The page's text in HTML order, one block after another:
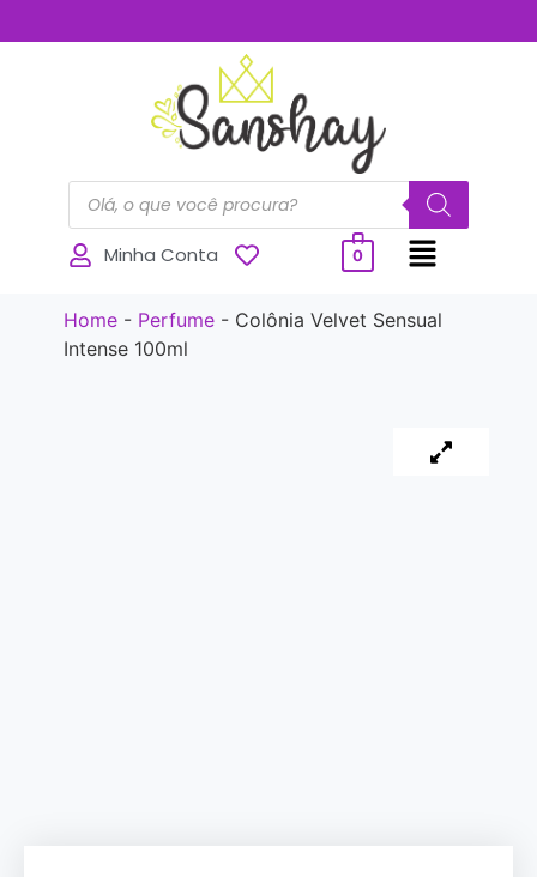
Minha Conta 0
Home- Perfume- Colônia Velvet Sensual
Intense 100ml